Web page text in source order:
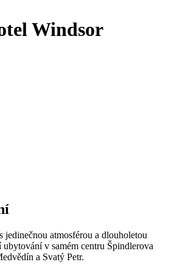
Windsor
atmosférou a dlouholetou
v samém centru Špindlerova
a Svatý Petr.